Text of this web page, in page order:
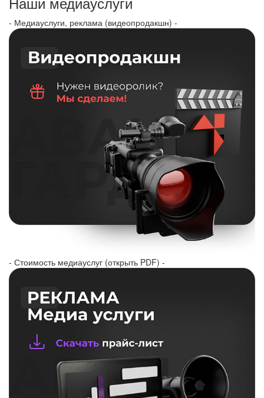
- Медиауслуги, реклама (видеопродакшн) -
- Стоимость медиауслуг (открыть PDF) -